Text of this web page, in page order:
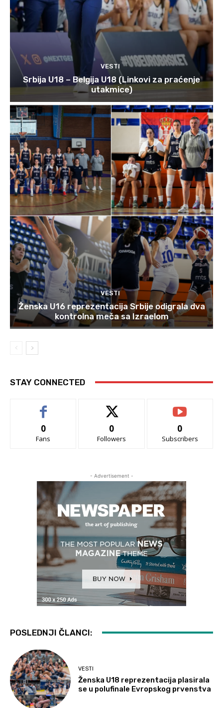
VESTI
Srbija U18 – Belgija U18 (Linkovi za praćenje
utakmice)
VESTI
Ženska U16 reprezentacija Srbije odigrala dva
kontrolna meča sa Izraelom
STAY CONNECTED
0
Fans
0
Followers
0
Subscribers
- Advertisement -
POSLEDNJI ČLANCI:
VESTI
Ženska U18 reprezentacija plasirala
se u polufinale Evropskog prvenstva